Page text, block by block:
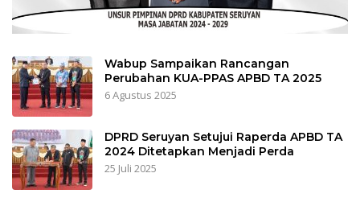
Wabup Sampaikan Rancangan
Perubahan KUA-PPAS APBD TA 2025
6 Agustus 2025
DPRD Seruyan Setujui Raperda APBD TA
2024 Ditetapkan Menjadi Perda
25 Juli 2025